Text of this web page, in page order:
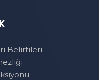
Belirtileri